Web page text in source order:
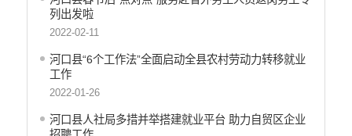
财政资金直达基层
乡村振兴
养老服务
义务教育
列出发啦
2022-02-11
河口县“6个工作法”全面启动全县农村劳动力转移就业
工作
2022-01-26
河口县人社局多措并举搭建就业平台 助力自贸区企业